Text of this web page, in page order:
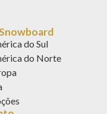
do Sul
do Norte